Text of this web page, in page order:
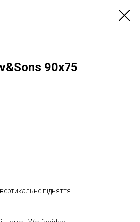
90x75
підняття